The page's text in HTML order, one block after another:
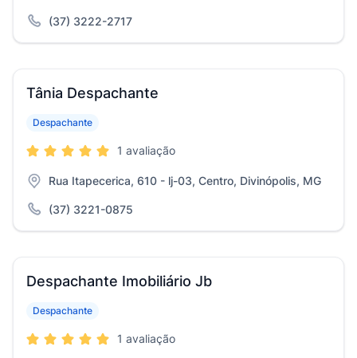
(37) 3222-2717
Tânia Despachante
Despachante
1 avaliação
Rua Itapecerica, 610 - lj-03, Centro, Divinópolis, MG
(37) 3221-0875
Despachante Imobiliário Jb
Despachante
1 avaliação